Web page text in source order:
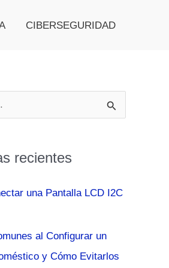
CIBERSEGURIDAD
recientes
una Pantalla LCD I2C
al Configurar un
y Cómo Evitarlos